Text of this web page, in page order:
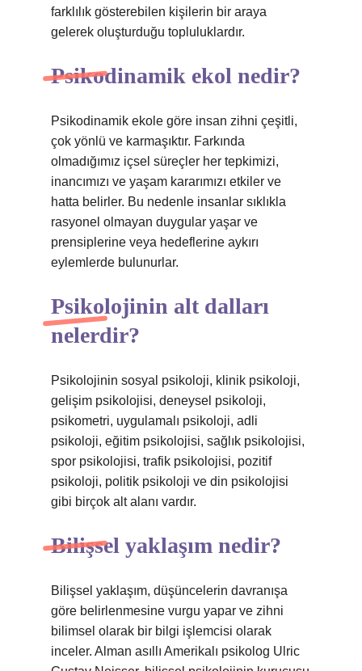
farklılık gösterebilen kişilerin bir araya
gelerek oluşturduğu topluluklardır.
Psikodinamik ekol nedir?
Psikodinamik ekole göre insan zihni çeşitli,
çok yönlü ve karmaşıktır. Farkında
olmadığımız içsel süreçler her tepkimizi,
inancımızı ve yaşam kararımızı etkiler ve
hatta belirler. Bu nedenle insanlar sıklıkla
rasyonel olmayan duygular yaşar ve
prensiplerine veya hedeflerine aykırı
eylemlerde bulunurlar.
Psikolojinin alt dalları
nelerdir?
Psikolojinin sosyal psikoloji, klinik psikoloji,
gelişim psikolojisi, deneysel psikoloji,
psikometri, uygulamalı psikoloji, adli
psikoloji, eğitim psikolojisi, sağlık psikolojisi,
spor psikolojisi, trafik psikolojisi, pozitif
psikoloji, politik psikoloji ve din psikolojisi
gibi birçok alt alanı vardır.
Bilişsel yaklaşım nedir?
Bilişsel yaklaşım, düşüncelerin davranışa
göre belirlenmesine vurgu yapar ve zihni
bilimsel olarak bir bilgi işlemcisi olarak
inceler. Alman asıllı Amerikalı psikolog Ulric